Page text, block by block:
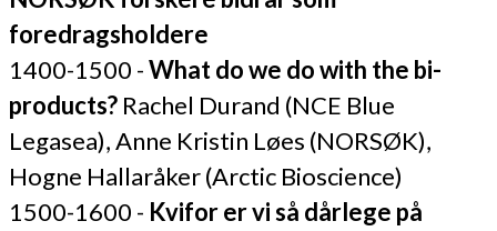
foredragsholdere
1400-1500 -What do we do with the bi-
products? Rachel Durand (NCE Blue
Legasea), Anne Kristin Løes (NORSØK),
Hogne Hallaråker (Arctic Bioscience)
1500-1600 - Kvifor er vi så dårlege på